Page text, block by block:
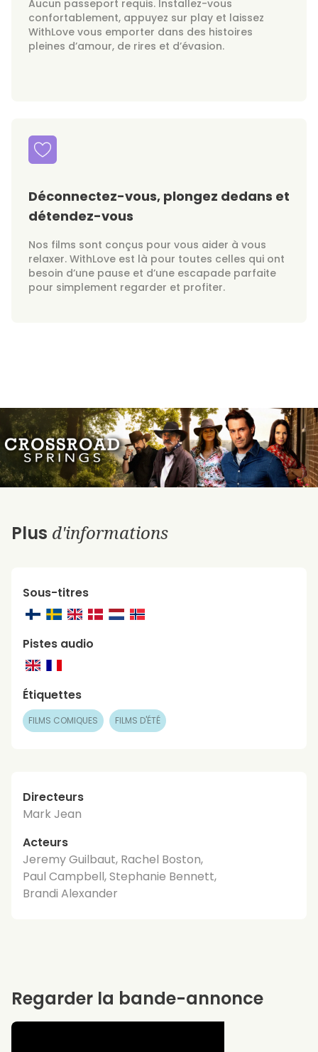
Aucun passeport requis. Installez-vous
confortablement, appuyez sur play et laissez
WithLove vous emporter dans des histoires
pleines d’amour, de rires et d’évasion.
Déconnectez-vous, plongez dedans et
détendez-vous
Nos films sont conçus pour vous aider à vous
relaxer. WithLove est là pour toutes celles qui ont
besoin d’une pause et d’une escapade parfaite
pour simplement regarder et profiter.
Plus d'informations
Sous-titres
Pistes audio
Étiquettes
FILMS COMIQUES FILMS D'ÉTÉ
Directeurs
Mark Jean
Acteurs
Jeremy Guilbaut, Rachel Boston,
Paul Campbell, Stephanie Bennett,
Brandi Alexander
Regarder la bande-annonce